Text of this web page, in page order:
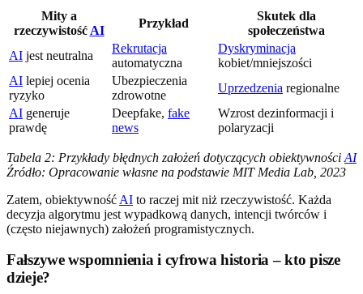
Mity a
rzeczywistość AI
Przykład
Skutek dla
społeczeństwa
AI jest neutralna
Rekrutacja
automatyczna
Dyskryminacja
kobiet/mniejszości
AI lepiej ocenia
ryzyko
Ubezpieczenia
zdrowotne
Uprzedzenia regionalne
AI generuje
prawdę
Deepfake, fake
news
Wzrost dezinformacji i
polaryzacji
Tabela 2: Przykłady błędnych założeń dotyczących obiektywności AI
Źródło: Opracowanie własne na podstawie MIT Media Lab, 2023
Zatem, obiektywność AI to raczej mit niż rzeczywistość. Każda
decyzja algorytmu jest wypadkową danych, intencji twórców i
(często niejawnych) założeń programistycznych.
Fałszywe wspomnienia i cyfrowa historia – kto pisze
dzieje?